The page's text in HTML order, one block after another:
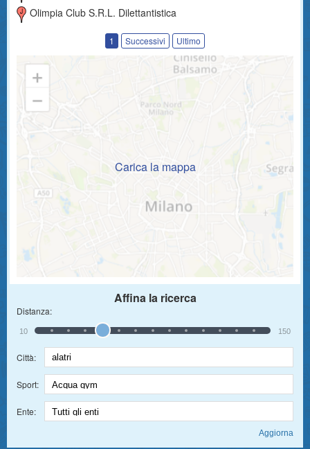
Olimpia Club S.r.l. Dilettantistica
1 Successivi Ultimo
Carica la mappa
Affina la ricerca
Distanza:
10 150
Città:
Sport:
Ente: